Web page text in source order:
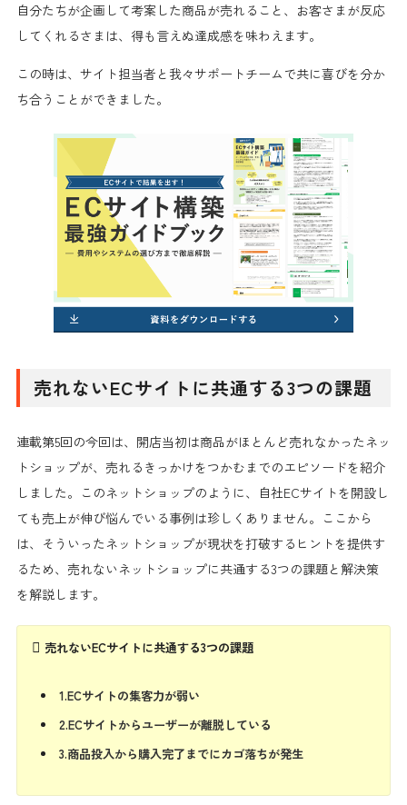
自分たちが企画して考案した商品が売れる こと、 お客さまが反応
してくれるさまは、得も言えぬ達成感を味わえます。
この時は、 サイト担当者と我々サポートチーム で共に喜びを分か
ち合う ことができました。
売れないECサイトに共通する3つの課題
連載第5回の今回は、開店当初は商品がほとんど売れなかったネッ
トショップが、売れるきっかけをつかむまでのエピソードを紹介
しました。このネットショップのように、自社ECサイトを開設し
ても売上が伸び悩んでいる事例は珍しくありません。ここから
は、そういったネットショップが現状を打破するヒントを提供す
るため、売れないネットショップに共通する3つの課題と解決策
を解説します。
売れないECサイトに共通する3つの課題
1.ECサイトの集客力が弱い
2.ECサイトからユーザーが離脱している
3.商品投入から購入完了までにカゴ落ちが発生